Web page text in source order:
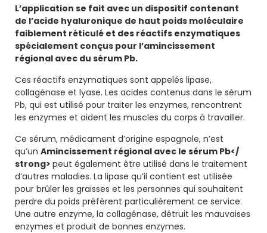
L’application se fait avec un dispositif contenant
de l’acide hyaluronique de haut poids moléculaire
faiblement réticulé et des réactifs enzymatiques
spécialement conçus pour l’amincissement
régional avec du sérum Pb.
Ces réactifs enzymatiques sont appelés lipase,
collagénase et lyase. Les acides contenus dans le sérum
Pb, qui est utilisé pour traiter les enzymes, rencontrent
les enzymes et aident les muscles du corps à travailler.
Ce sérum, médicament d’origine espagnole, n’est
qu’un Amincissement régional avec le sérum Pb</
strong> peut également être utilisé dans le traitement
d’autres maladies. La lipase qu’il contient est utilisée
pour brûler les graisses et les personnes qui souhaitent
perdre du poids préfèrent particulièrement ce service.
Une autre enzyme, la collagénase, détruit les mauvaises
enzymes et produit de bonnes enzymes.